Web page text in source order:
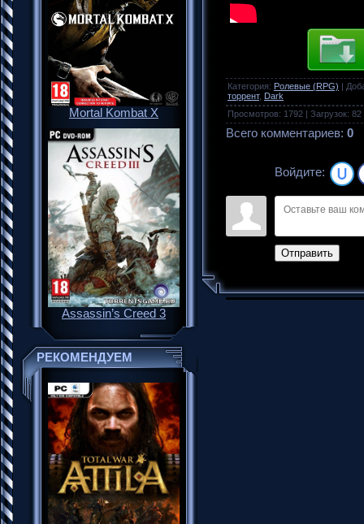
Mortal Kombat X
Assassin’s Creed 3
РЕКОМЕНДУЕМ
Категория: Ролевые (RPG)
торрент, Dark
Просмотров: 1792 Загрузок: 82
Всего комментариев: 0
Войдите:
Отправить